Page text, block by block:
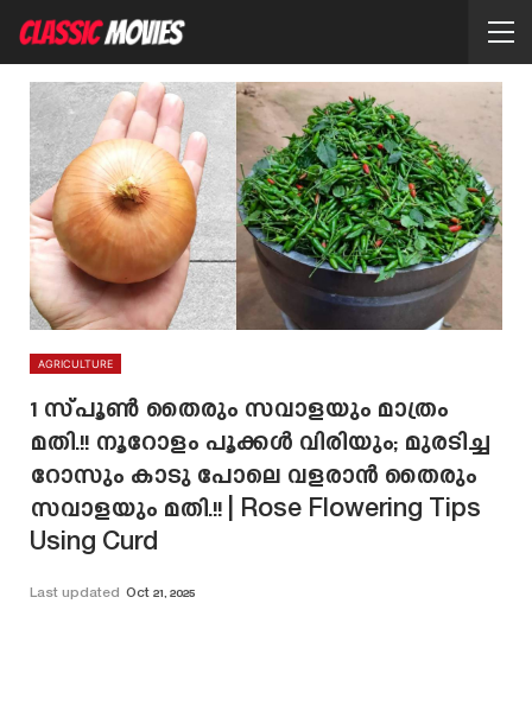
AGRICULTURE
1 സ്പൂൺ തൈരും സവാളയും മാത്രം
മതി.!! നൂറോളം പൂക്കൾ വിരിയും; മുരടിച്ച
റോസും കാടു പോലെ വളരാൻ തൈരും
സവാളയും മതി.!! | Rose Flowering Tips
Using Curd
Last updated Oct 21, 2025